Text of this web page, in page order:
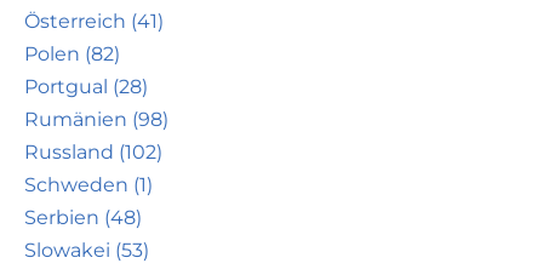
Österreich (41)
Polen (82)
Portgual (28)
Rumänien (98)
Russland (102)
Schweden (1)
Serbien (48)
Slowakei (53)